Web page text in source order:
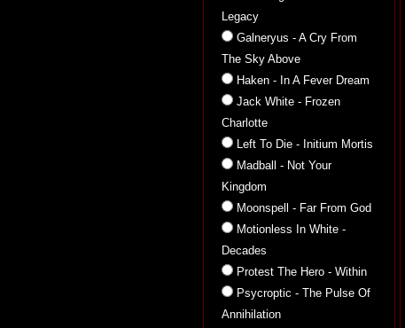
Legacy
Galneryus - A Cry From
The Sky Above
Haken - In A Fever Dream
Jack White - Frozen
Charlotte
Left To Die - Initium Mortis
Madball - Not Your
Kingdom
Moonspell - Far From God
Motionless In White -
Decades
Protest The Hero - Within
Psycroptic - The Pulse Of
Annihilation